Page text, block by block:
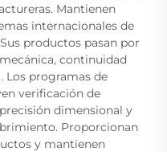
Mantienen
internacionales de
productos pasan por
continuidad
Los programas de
verificación de
dimensional y
Proporcionan
y mantienen